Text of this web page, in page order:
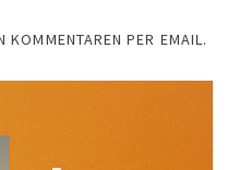
KOMMENTAREN PER EMAIL.